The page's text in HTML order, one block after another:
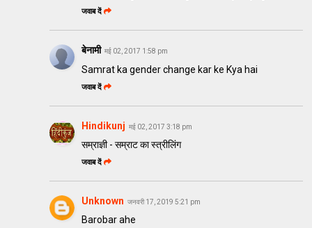
जवाब दें
बेनामी मई 02, 2017 1:58 pm
Samrat ka gender change kar ke Kya hai
जवाब दें
Hindikunj मई 02, 2017 3:18 pm
सम्राज्ञी - सम्राट का स्त्रीलिंग
जवाब दें
Unknown जनवरी 17, 2019 5:21 pm
Barobar ahe